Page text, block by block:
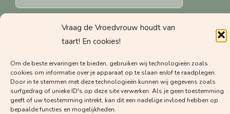
Vraag de Vroedvrouw houdt van
taart! En cookies!
Om de beste ervaringen te bieden, gebruiken wij technologieën zoals
cookies om informatie over je apparaat op te slaan en/of te raadplegen.
Door in te stemmen met deze technologieën kunnen wij gegevens zoals
surfgedrag of unieke ID's op deze site verwerken. Als je geen toestemming
geeft of uw toestemming intrekt, kan dit een nadelige invloed hebben op
bepaalde functies en mogelijkheden.
ontvangen?
De nieuwsbrief voor zwangeren
De nieuwsbrief voor zorgverleners